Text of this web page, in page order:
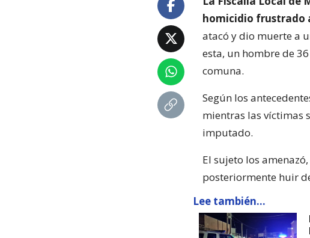
homicidio frustrado
atacó y dio muerte a
esta, un hombre de
comuna.
Según los
mientras las víctimas
imputado.
El sujeto los
posteriormente huir
Lee también...